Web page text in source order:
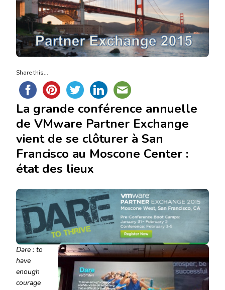
Share this...
La grande conférence annuelle
de VMware Partner Exchange
vient de se clôturer à San
Francisco au Moscone Center :
état des lieux
Dare : to
have
enough
courage